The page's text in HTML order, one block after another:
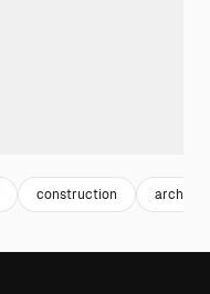
construction